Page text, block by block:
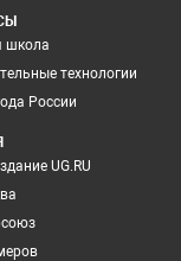
школа
технологии
России
UG.RU